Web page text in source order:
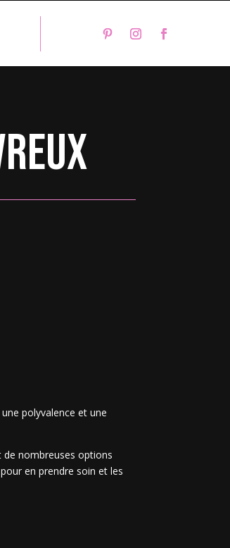
polyvalence et une
nombreuses options
en prendre soin et les